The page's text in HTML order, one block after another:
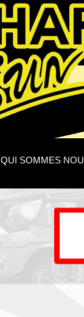
QUI SOMMES